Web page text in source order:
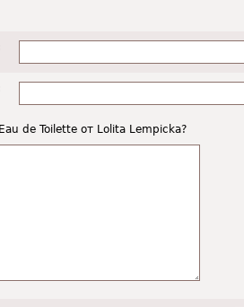
de Toilette от Lolita Lempicka?